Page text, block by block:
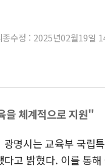
종수정 : 2025년02월19일
을 체계적으로 지원"
명시는 교육부 국립
고 밝혔다. 이를 통